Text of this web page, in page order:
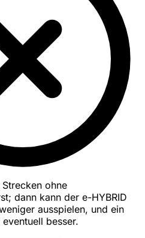
ohne
dann kann der e-HYBRID
ausspielen, und ein
besser.